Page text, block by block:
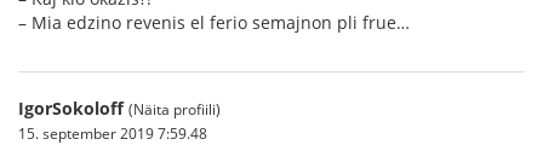
– Mia edzino revenis el ferio semajnon pli frue…
IgorSokoloff (Näita profiili)
15. september 2019 7:59.48